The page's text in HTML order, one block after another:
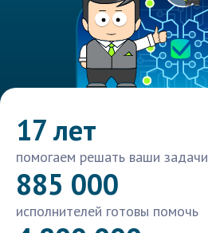
17 лет
помогаем решать ваши задачи
885 000
исполнителей готовы помочь